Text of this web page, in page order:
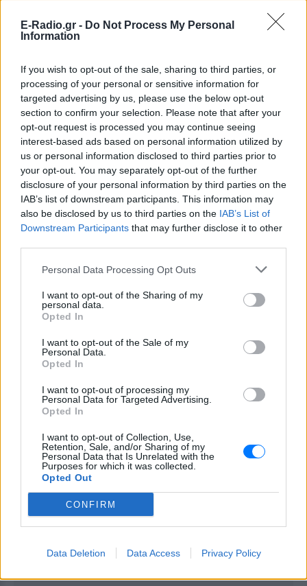
E-Radio.gr - Do Not Process My Personal
Information
If you wish to opt-out of the sale, sharing to third parties, or
processing of your personal or sensitive information for
targeted advertising by us, please use the below opt-out
section to confirm your selection. Please note that after your
opt-out request is processed you may continue seeing
interest-based ads based on personal information utilized by
us or personal information disclosed to third parties prior to
your opt-out. You may separately opt-out of the further
disclosure of your personal information by third parties on the
IAB’s list of downstream participants. This information may
also be disclosed by us to third parties on the IAB’s List of
Downstream Participants that may further disclose it to other
Personal Data Processing Opt Outs
I want to opt-out of the Sharing of my
personal data.
Opted In
I want to opt-out of the Sale of my
Personal Data.
Opted In
I want to opt-out of processing my
Personal Data for Targeted Advertising.
Opted In
I want to opt-out of Collection, Use,
Retention, Sale, and/or Sharing of my
Personal Data that Is Unrelated with the
Purposes for which it was collected.
Opted Out
CONFIRM
Data Deletion Data Access Privacy Policy
Πληροφορίες αναφέρουν οτι το αδίκημα της
περίπου 190.000 ευρώ. Το συγκεκριμένο ποσό
αφορά την αγορά ακίνητου στην Πωγωνιανή, την
ανακαίνισή του και την πληρωμή του φόρου
μεταβίβασης. Σημειώνεται, πως οι ίδιες
πληροφορίες αναφέρουν πως στο συμβόλαιο το
ζευγάρι φέρεται να έδωσε τα χρήματα σε μετρητά.
Το αδίκημα της υπεξαίρεσης αφορά σε ποσό που
ανέρχεται στα 467.000 ευρώ. Το συνολικό ποσό
αφορά τόσα στα χρήματα που βρέθηκαν στο
χρυσές λίρες που εντοπίστηκαν σε θυρίδες. Ο κ.
Σέβης που διεξήγαγε την έρευνα έδωσε την
παραγγελία για τη λήψη εξηγήσεων στην
ΔΙΑΦΗΜΙΣΗ